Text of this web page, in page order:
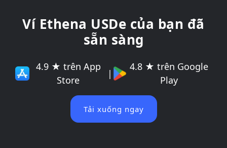
Ví Ethena USDe của bạn đã
sẵn sàng
4.9 ★ trên App
Store
|
4.8 ★ trên Google
Play
Tải xuống ngay